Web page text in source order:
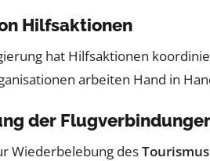
Hilfsaktionen
hat Hilfsaktionen
arbeiten Hand in
der
Wiederbelebung desTourismus